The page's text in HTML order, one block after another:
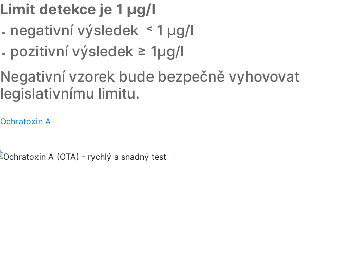
Limit detekce je 1 μg/l
negativní výsledek ˂ 1 μg/l
pozitivní výsledek ≥ 1μg/l
Negativní vzorek bude bezpečně vyhovovat
legislativnímu limitu.
Ochratoxin A